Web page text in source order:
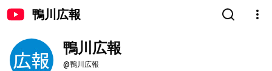
鴨川広報
鴨川広報
@鴨川広報